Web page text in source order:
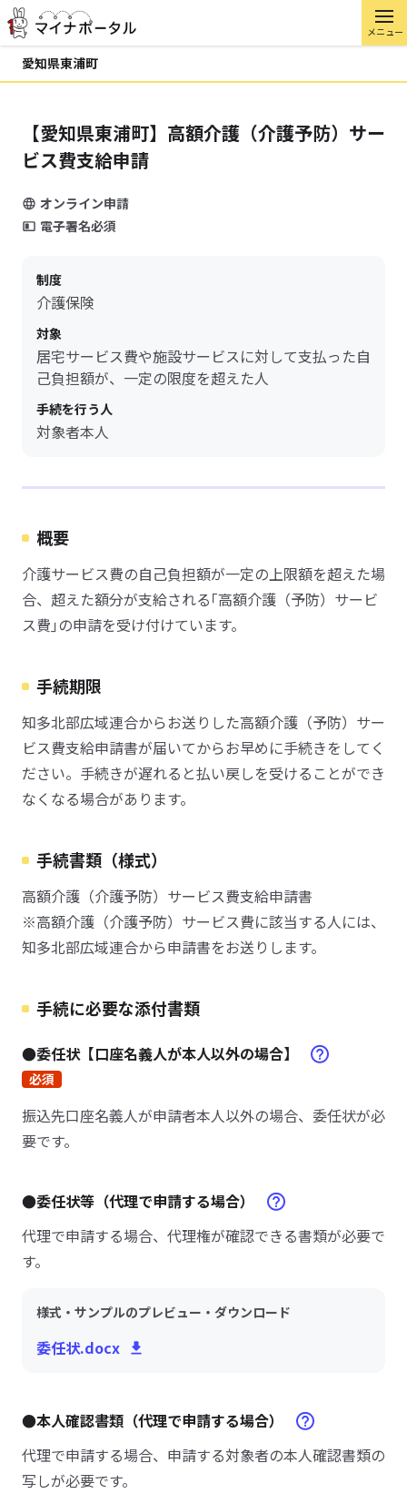
メニュー
愛知県東浦町
【愛知県東浦町】高額介護（介護予防）サー
ビス費支給申請
オンライン申請
電子署名必須
制度
介護保険
対象
居宅サービス費や施設サービスに対して支払った自
己負担額が、一定の限度を超えた人
手続を行う人
対象者本人
概要
介護サービス費の自己負担額が一定の上限額を超えた場
合、超えた額分が支給される｢高額介護（予防）サービ
ス費｣の申請を受け付けています。
手続期限
知多北部広域連合からお送りした高額介護（予防）サー
ビス費支給申請書が届いてからお早めに手続きをしてく
ださい。手続きが遅れると払い戻しを受けることができ
なくなる場合があります。
手続書類（様式）
高額介護（介護予防）サービス費支給申請書
※高額介護（介護予防）サービス費に該当する人には、
知多北部広域連合から申請書をお送りします。
手続に必要な添付書類
●委任状【口座名義人が本人以外の場合】
必須
振込先口座名義人が申請者本人以外の場合、委任状が必
要です。
●委任状等（代理で申請する場合）
代理で申請する場合、代理権が確認できる書類が必要で
す。
様式・サンプルのプレビュー・ダウンロード
委任状.docx
●本人確認書類（代理で申請する場合）
代理で申請する場合、申請する対象者の本人確認書類の
写しが必要です。